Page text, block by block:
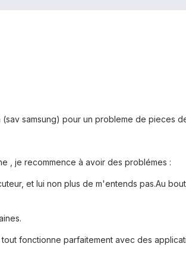
samsung) pour un probleme de pieces
, je recommence à avoir des problémes :
et lui non plus de m'entends pas.Au
fonctionne parfaitement avec des